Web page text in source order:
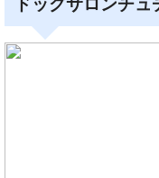
ドッグサロンチ